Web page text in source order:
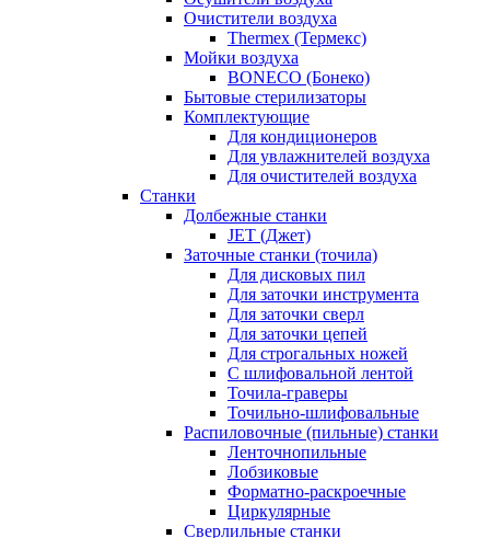
Очистители воздуха
Thermex (Термекс)
Мойки воздуха
BONECO (Бонеко)
Бытовые стерилизаторы
Комплектующие
Для кондиционеров
Для увлажнителей воздуха
Для очистителей воздуха
Станки
Долбежные станки
JET (Джет)
Заточные станки (точила)
Для дисковых пил
Для заточки инструмента
Для заточки сверл
Для заточки цепей
Для строгальных ножей
С шлифовальной лентой
Точила-граверы
Точильно-шлифовальные
Распиловочные (пильные) станки
Ленточнопильные
Лобзиковые
Форматно-раскроечные
Циркулярные
Сверлильные станки